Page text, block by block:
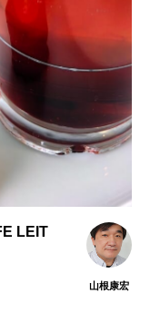
LEIT
山根康宏